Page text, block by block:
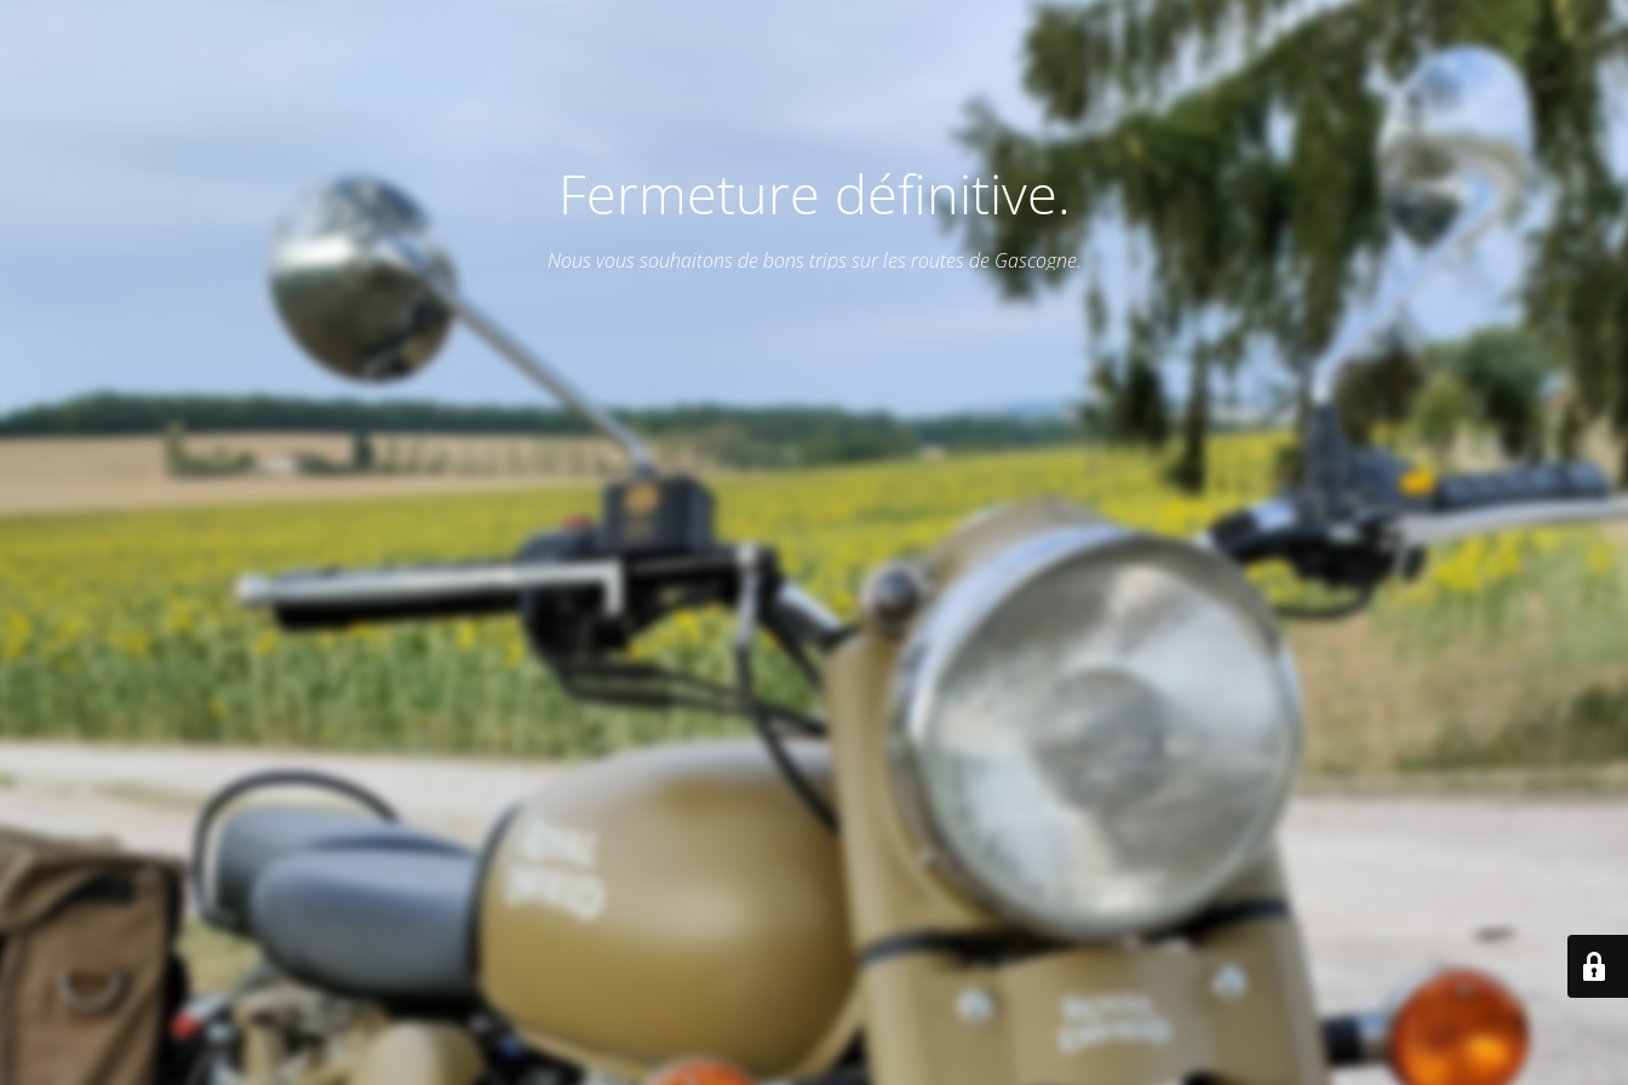
Fermeture définitive.
Nous vous souhaitons de bons trips sur les routes de Gascogne.